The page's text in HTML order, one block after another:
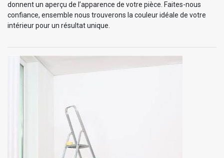
donnent un aperçu de l’apparence de votre pièce. Faites-nous
confiance, ensemble nous trouverons la couleur idéale de votre
intérieur pour un résultat unique.